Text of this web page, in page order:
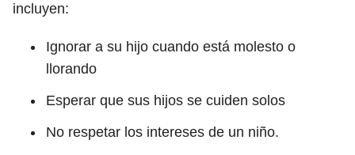
incluyen:
Ignorar a su hijo cuando está molesto o
llorando
Esperar que sus hijos se cuiden solos
No respetar los intereses de un niño.